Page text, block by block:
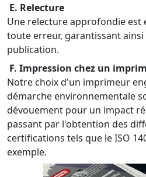
E. Relecture
Une relecture approfondie
toute erreur, garantissant
publication.
F. Impression chez un
Notre choix d'un imprimeur
démarche environnementale
dévouement pour un impact
passant par l'obtention des
certifications tels que le ISO
exemple.